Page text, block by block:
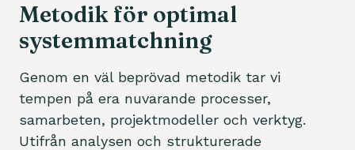
Metodik för optimal
systemmatchning
Genom en väl beprövad metodik tar vi
tempen på era nuvarande processer,
samarbeten, projektmodeller och verktyg.
Utifrån analysen och strukturerade